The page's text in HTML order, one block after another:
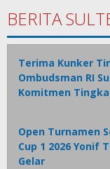
BERITA
Terima Kunker
Ombudsman RI
Komitmen
Open Turnamen
Cup 1 2026 Yonif
Gelar